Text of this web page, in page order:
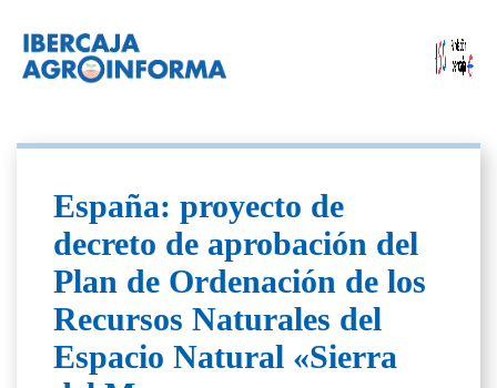
España: proyecto de
decreto de aprobación del
Plan de Ordenación de los
Recursos Naturales del
Espacio Natural «Sierra